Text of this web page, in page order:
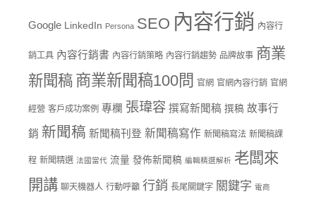
Google LinkedIn Persona SEO 內容行銷 內容行
銷工具 內容行銷書 內容行銷策略 內容行銷趨勢 品牌故事 商業
新聞稿 商業新聞稿100問 官網 官網內容行銷 官網
經營 客戶成功案例 專欄 張瑋容 撰寫新聞稿 撰稿 故事行
銷 新聞稿 新聞稿刊登 新聞稿寫作 新聞稿寫法 新聞稿課
程 新聞精選 法國當代 流量 發佈新聞稿 編輯精選解析 老闆來
開講 聊天機器人 行動呼籲 行銷 長尾關鍵字 關鍵字 電商